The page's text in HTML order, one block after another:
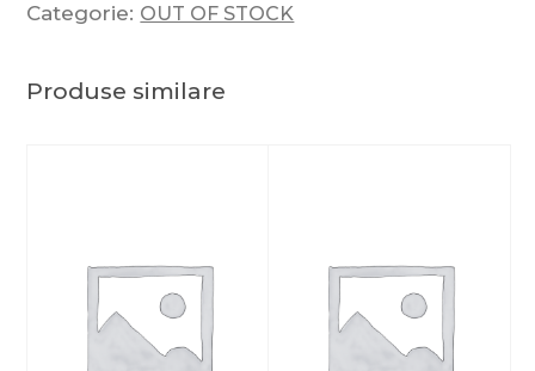
Categorie: OUT OF STOCK
Produse similare